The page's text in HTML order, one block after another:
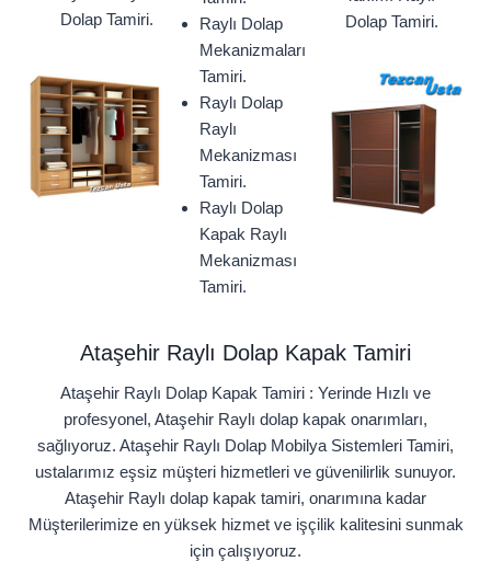
Dolap Tamiri.
Raylı Dolap
Mekanizmaları
Tamiri.
Raylı Dolap
Raylı
Mekanizması
Tamiri.
Raylı Dolap
Kapak Raylı
Mekanizması
Tamiri.
Dolap Tamiri.
Ataşehir Raylı Dolap Kapak Tamiri
Ataşehir Raylı Dolap Kapak Tamiri : Yerinde Hızlı ve
profesyonel, Ataşehir Raylı dolap kapak onarımları,
sağlıyoruz. Ataşehir Raylı Dolap Mobilya Sistemleri Tamiri,
ustalarımız eşsiz müşteri hizmetleri ve güvenilirlik sunuyor.
Ataşehir Raylı dolap kapak tamiri, onarımına kadar
Müşterilerimize en yüksek hizmet ve işçilik kalitesini sunmak
için çalışıyoruz.